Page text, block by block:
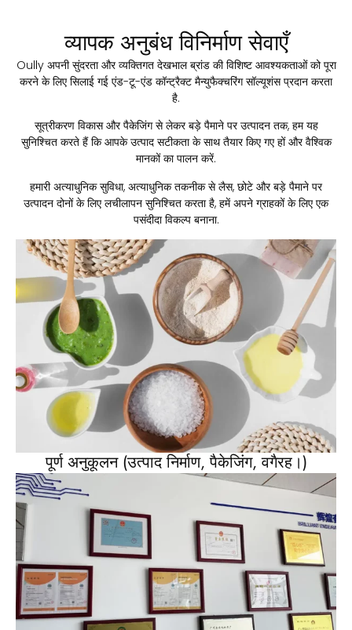
व्यापक अनुबंध विनिर्माण सेवाएँ
Oully अपनी सुंदरता और व्यक्तिगत देखभाल ब्रांड की विशिष्ट आवश्यकताओं को पूरा
करने के लिए सिलाई गई एंड-टू-एंड कॉन्ट्रैक्ट मैन्युफैक्चरिंग सॉल्यूशंस प्रदान करता
है.
सूत्रीकरण विकास और पैकेजिंग से लेकर बड़े पैमाने पर उत्पादन तक, हम यह
सुनिश्चित करते हैं कि आपके उत्पाद सटीकता के साथ तैयार किए गए हों और वैश्विक
मानकों का पालन करें.
हमारी अत्याधुनिक सुविधा, अत्याधुनिक तकनीक से लैस, छोटे और बड़े पैमाने पर
उत्पादन दोनों के लिए लचीलापन सुनिश्चित करता है, हमें अपने ग्राहकों के लिए एक
पसंदीदा विकल्प बनाना.
पूर्ण अनुकूलन (उत्पाद निर्माण, पैकेजिंग, वगैरह।)